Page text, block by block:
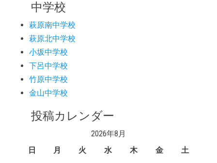
中学校
萩原南中学校
萩原北中学校
小坂中学校
下呂中学校
竹原中学校
金山中学校
投稿カレンダー
2026年8月
日
月 火 水 木 金 土